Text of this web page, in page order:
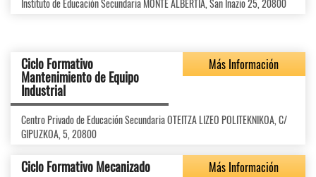
Instituto de Educación Secundaria MONTE ALBERTIA, San Inazio 25, 20800
Ciclo Formativo
Mantenimiento de Equipo
Industrial
Más Información
Centro Privado de Educación Secundaria OTEITZA LIZEO POLITEKNIKOA, C/
GIPUZKOA, 5, 20800
Ciclo Formativo Mecanizado Más Información